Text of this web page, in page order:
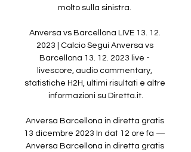
molto sulla sinistra.
Anversa vs Barcellona LIVE 13. 12.
2023 | Calcio Segui Anversa vs
Barcellona 13. 12. 2023 live -
livescore, audio commentary,
statistiche H2H, ultimi risultati e altre
informazioni su Diretta.it.
Anversa Barcellona in diretta gratis
13 dicembre 2023 In dat 12 ore fa —
Anversa Barcellona in diretta gratis